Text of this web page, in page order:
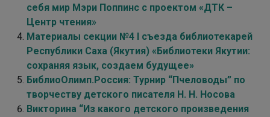
себя мир Мэри Поппинс с проектом «ДТК –
Центр чтения»
Материалы секции №4 I съезда библиотекарей
Республики Саха (Якутия) «Библиотеки Якутии:
сохраняя язык, создаем будущее»
БиблиоОлимп.Россия: Турнир “Пчеловоды” по
творчеству детского писателя Н. Н. Носова
Викторина “Из какого детского произведения